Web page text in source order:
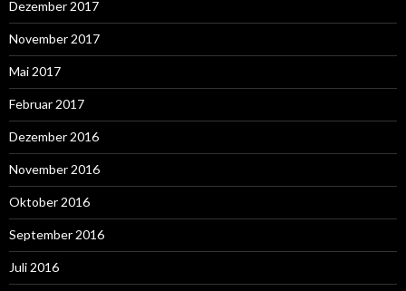
Dezember 2017
November 2017
Mai 2017
Februar 2017
Dezember 2016
November 2016
Oktober 2016
September 2016
Juli 2016